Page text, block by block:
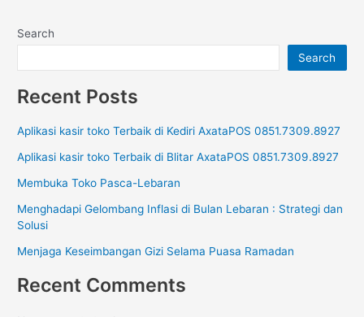
Search
Search
Recent Posts
Aplikasi kasir toko Terbaik di Kediri AxataPOS 0851.7309.8927
Aplikasi kasir toko Terbaik di Blitar AxataPOS 0851.7309.8927
Membuka Toko Pasca-Lebaran
Menghadapi Gelombang Inflasi di Bulan Lebaran : Strategi dan
Solusi
Menjaga Keseimbangan Gizi Selama Puasa Ramadan
Recent Comments